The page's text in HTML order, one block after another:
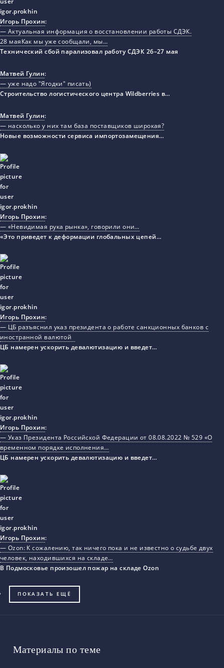
Игорь Прохин:
— Актуальная информация о восстановлении работы СДЭК.
28 маяКак мы уже сообщали, мы…
Технический сбой парализовал работу СДЭК 26–27 мая
Матвей Гулин:
— уже надо "Ягодки" писать)
Строительство логистического центра Wildberries в…
Матвей Гулин:
— насколько у них там база поставщиков широкая?
Новые возможности сервиса импортозамещения…
Игорь Прохин:
— «Невидимая рука рынка», говорили они…
«Это приведет к деформации глобальных цепей…
Игорь Прохин:
— ЦБ разъяснил указ президента о работе санкционных банков с
иностранной валютой
ЦБ намерен ускорить девалютизацию и введет…
Игорь Прохин:
— Указ Президента Российской Федерации от 08.08.2022 № 529 «О
временном порядке исполнения…
ЦБ намерен ускорить девалютизацию и введет…
Игорь Прохин:
— Ozon: К сожалению, так ничего пока и не известно о судьбе двух
человек, находившихся на складе…
В Подмосковье произошел пожар на складе Ozon
ПОКАЗАТЬ ЕЩЁ
Материалы по теме